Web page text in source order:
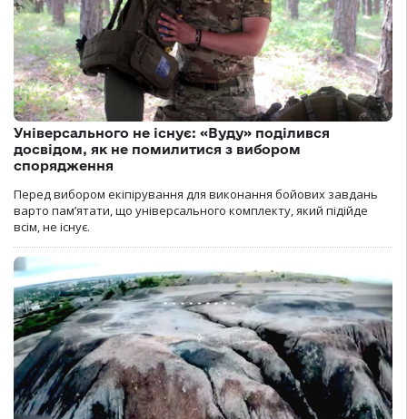
Універсального не існує: «Вуду» поділився
досвідом, як не помилитися з вибором
спорядження
Перед вибором екіпірування для виконання бойових завдань
варто пам’ятати, що універсального комплекту, який підійде
всім, не існує.